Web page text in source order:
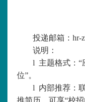
投递邮箱：hr-
说明：
l 主题格式：“
位”。
l 内部推荐：